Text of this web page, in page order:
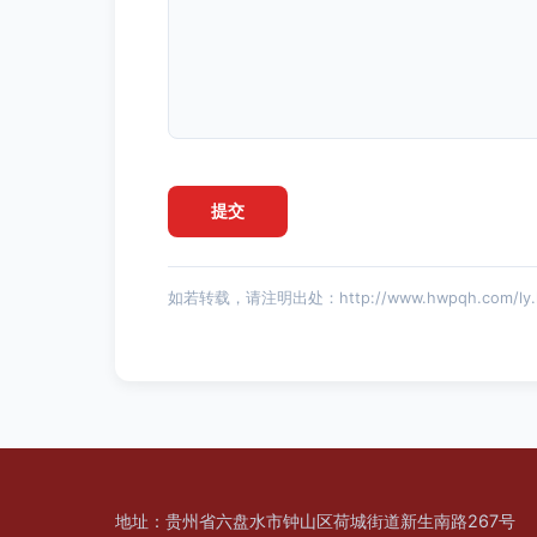
如若转载，请注明出处：http://www.hwpqh.com/
地址：贵州省六盘水市钟山区荷城街道新生南路267号